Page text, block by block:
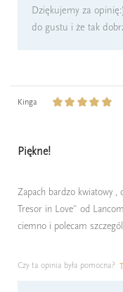
Dziękujemy za
do gustu i że tak
Kinga
Piękne!
Zapach bardzo kwiatowy
Tresor in Love" od
ciemno i polecam
Czy ta opinia była pomocna?